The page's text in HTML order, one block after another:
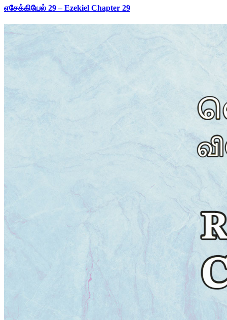
எசேக்கியேல் 29 – Ezekiel Chapter 29